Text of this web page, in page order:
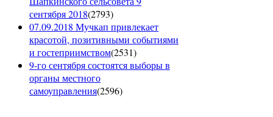
сентября 2018(2793)
07.09.2018 Мучкап привлекает
красотой, позитивными событиями
и гостеприимством(2531)
9-го сентября состоятся выборы в
органы местного
самоуправления(2596)